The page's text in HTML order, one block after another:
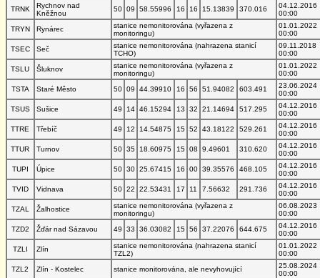
TRNK
Rychnov nad
Kněžnou
50 09 58.55996 16 16 15.13839 370.016
04.12.2016
00:00
TRYN
Rynárec
stanice nemonitorována (vyřazena z
monitoringu)
01.01.2022
00:00
TSEC
Seč
stanice nemonitorována (nahrazena stanicí
TCHO)
09.11.2018
00:00
TSLU
Šluknov
stanice nemonitorována (vyřazena z
monitoringu)
01.01.2022
00:00
TSTA
Staré Město 50 09 44.39910 16 56 51.94082 603.491
23.06.2024
00:00
TSUS
Sušice 49 14 46.15294 13 32 21.14694 517.295
04.12.2016
00:00
TTRE
Třebíč 49 12 14.54875 15 52 43.18122 529.261
04.12.2016
00:00
TTUR
Turnov 50 35 18.60975 15 08 9.49601 310.620
04.12.2016
00:00
TUPI
Úpice 50 30 25.67415 16 00 39.35576 468.105
04.12.2016
00:00
TVID
Vidnava 50 22 22.53431 17 11 7.56632 291.736
04.12.2016
00:00
TZAL
Žalhostice
stanice nemonitorována (vyřazena z
monitoringu)
06.08.2023
00:00
TZD2
Žďár nad Sázavou 49 33 36.03082 15 56 37.22076 644.675
04.12.2016
00:00
TZLI
Zlín
stanice nemonitorována (nahrazena stanicí
TZL2)
01.01.2022
00:00
TZL2
Zlín - Kostelec stanice monitorována, ale nevyhovující
25.08.2024
00:00